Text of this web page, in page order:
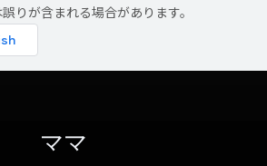
りが含まれる場合があります。
ママ